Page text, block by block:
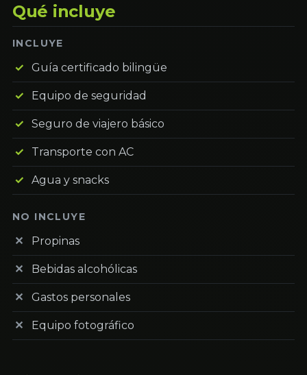
Qué incluye
INCLUYE
Guía certificado bilingüe
Equipo de seguridad
Seguro de viajero básico
Transporte con AC
Agua y snacks
NO INCLUYE
Propinas
Bebidas alcohólicas
Gastos personales
Equipo fotográfico